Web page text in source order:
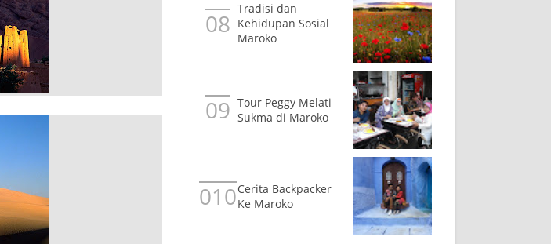
Tradisi dan
Kehidupan Sosial
Maroko
Tour Peggy Melati
Sukma di Maroko
Cerita Backpacker
Ke Maroko